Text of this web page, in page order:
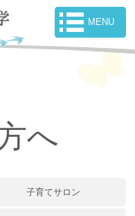
へ
子育てサロン